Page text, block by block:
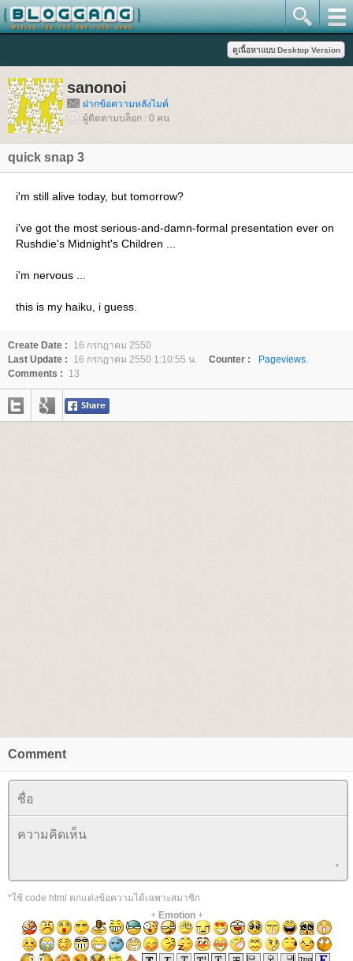
sanonoi
ฝากข้อความหลังไมค์
ผู้ติดตามบล็อก : 0 คน
quick snap 3
i'm still alive today, but tomorrow?
i've got the most serious-and-damn-formal presentation ever on
Rushdie's Midnight's Children ...
i'm nervous ...
this is my haiku, i guess.
Create Date :
16 กรกฎาคม 2550
Last Update :
16 กรกฎาคม 2550 1:10:55 น. Counter :
Pageviews.
Comments :
13
Comment
*ใช้ code html ตกแต่งข้อความได้เฉพาะสมาชิก
+ Emotion+